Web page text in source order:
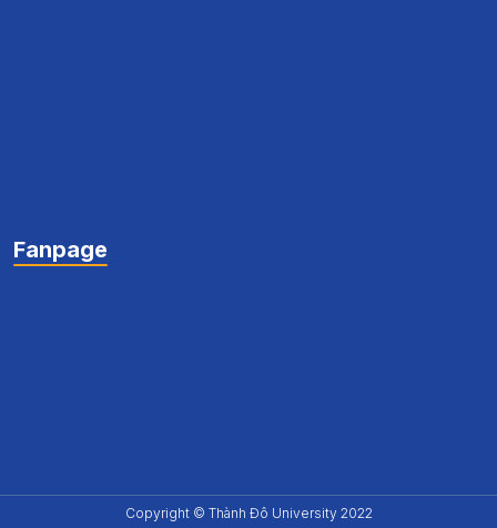
Fanpage
Copyright © Thành Đô University 2022